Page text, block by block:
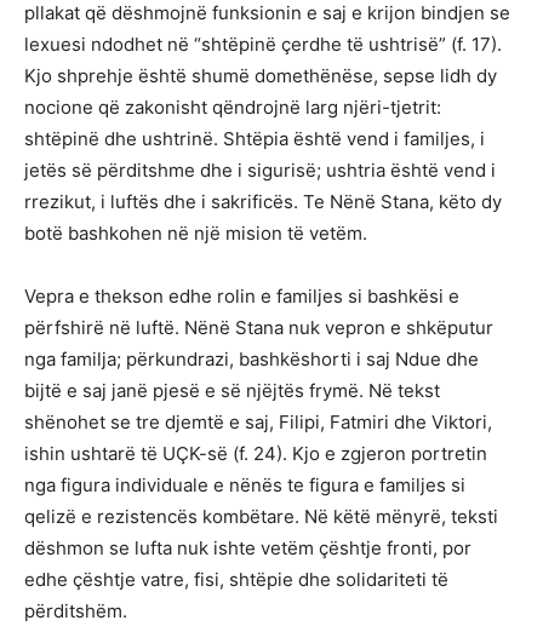
pllakat që dëshmojnë funksionin e saj e krijon bindjen se
lexuesi ndodhet në “shtëpinë çerdhe të ushtrisë” (f. 17).
Kjo shprehje është shumë domethënëse, sepse lidh dy
nocione që zakonisht qëndrojnë larg njëri-tjetrit:
shtëpinë dhe ushtrinë. Shtëpia është vend i familjes, i
jetës së përditshme dhe i sigurisë; ushtria është vend i
rrezikut, i luftës dhe i sakrificës. Te Nënë Stana, këto dy
botë bashkohen në një mision të vetëm.
Vepra e thekson edhe rolin e familjes si bashkësi e
përfshirë në luftë. Nënë Stana nuk vepron e shkëputur
nga familja; përkundrazi, bashkëshorti i saj Ndue dhe
bijtë e saj janë pjesë e së njëjtës frymë. Në tekst
shënohet se tre djemtë e saj, Filipi, Fatmiri dhe Viktori,
ishin ushtarë të UÇK-së (f. 24). Kjo e zgjeron portretin
nga figura individuale e nënës te figura e familjes si
qelizë e rezistencës kombëtare. Në këtë mënyrë, teksti
dëshmon se lufta nuk ishte vetëm çështje fronti, por
edhe çështje vatre, fisi, shtëpie dhe solidariteti të
përditshëm.